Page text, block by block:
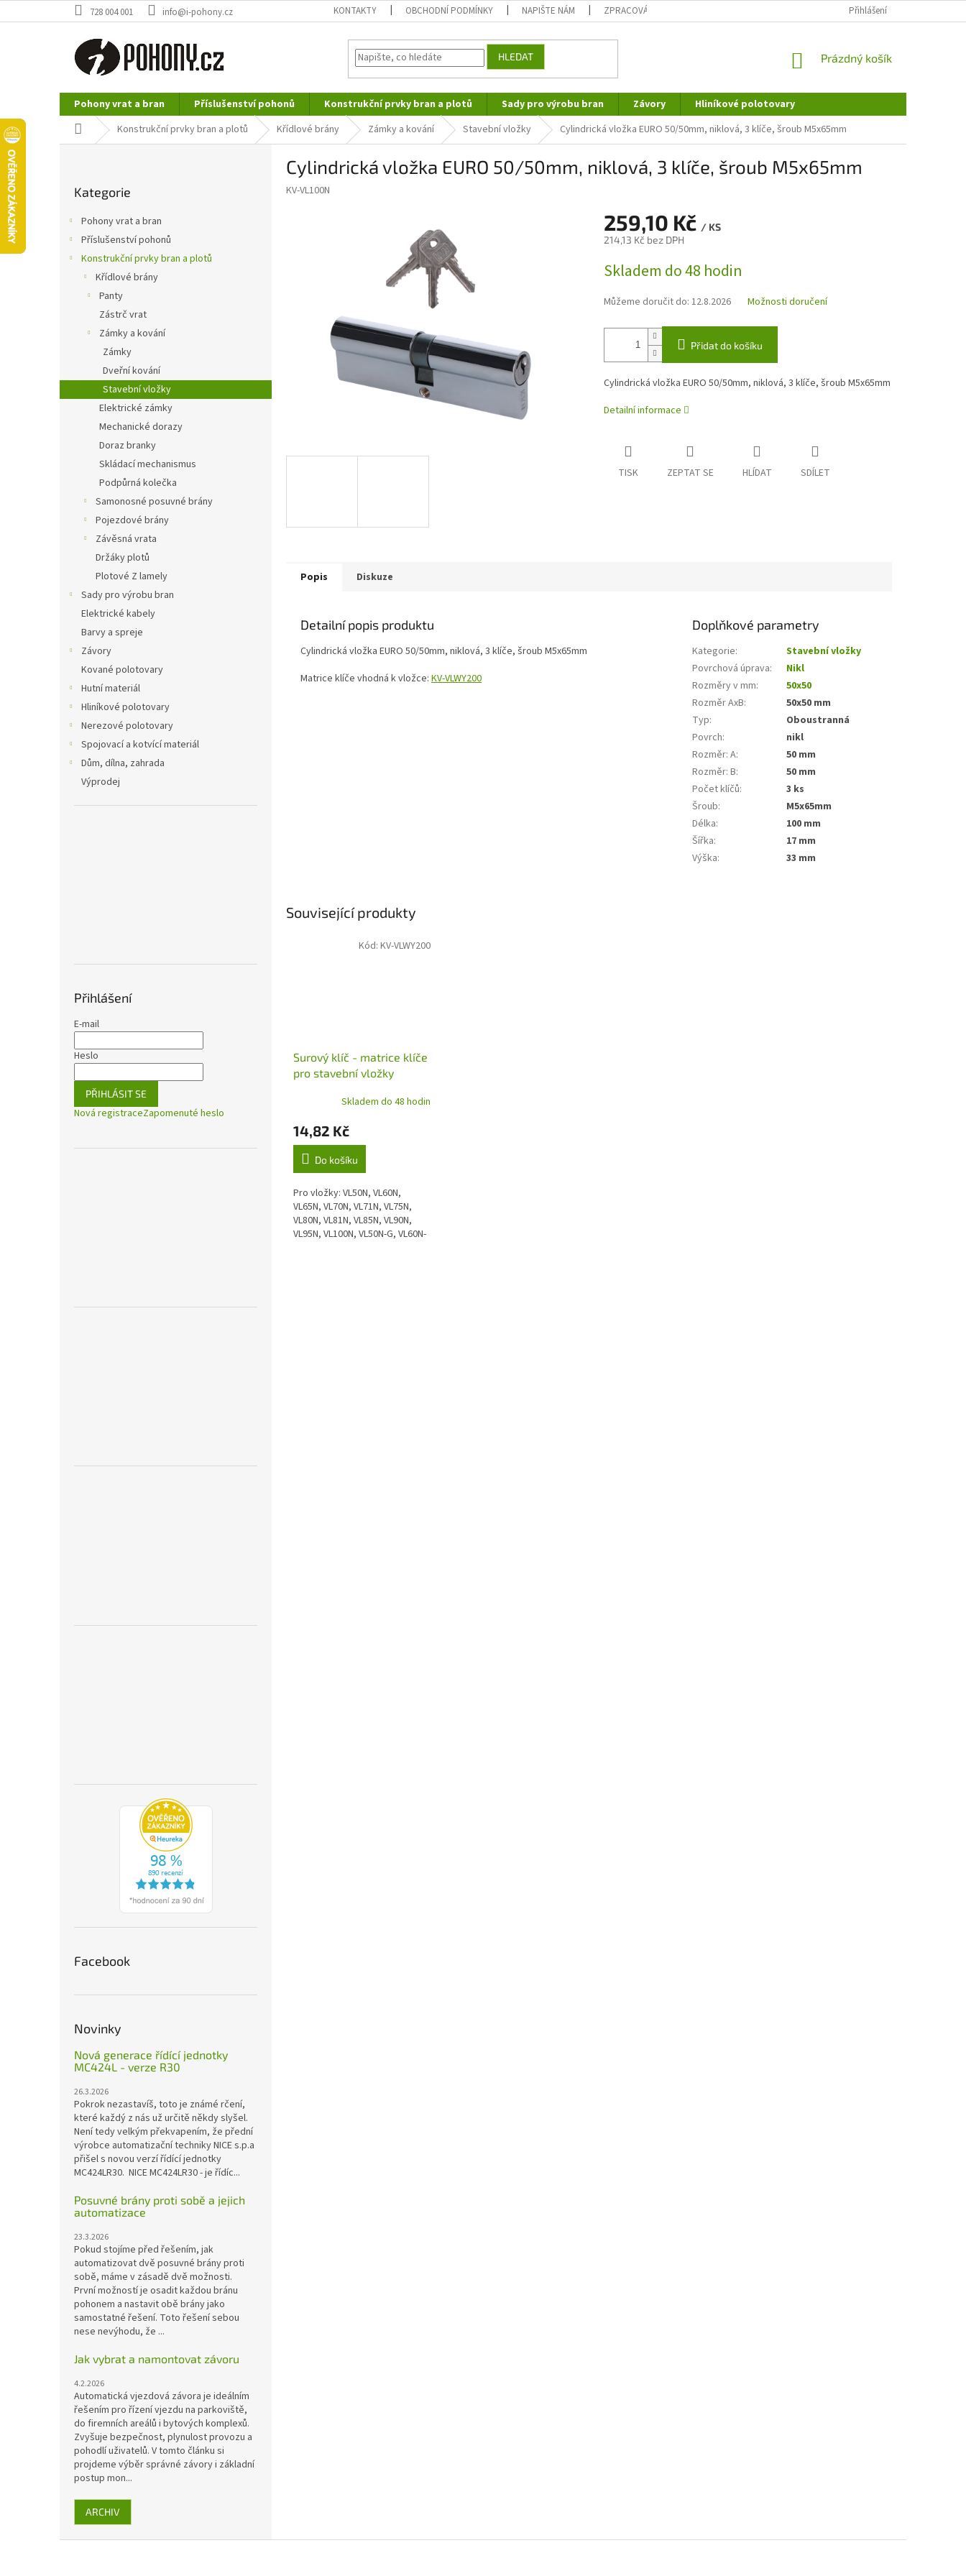
na
728 004 001 info@i-pohony.cz KONTAKTY OBCHODNÍ PODMÍNKY NAPIŠTE NÁM ZPRACOVÁNÍ OSOBNÍCH ÚDAJŮ REKLAMAČNÍ ŘÁD
Přihlášení
HLEDAT
NÁKUPNÍ
Prázdný košík
Pohony vrat a bran Příslušenství pohonů Konstrukční prvky bran a plotů Sady pro výrobu bran Závory
Hliníkové polotovary
Nerezové polotovary
Hutní materiál
Domů Konstrukční prvky bran a plotů Křídlové brány Zámky a kování Stavební vložky Cylindrická vložka EURO 50/50mm, niklová, 3 klíče, šroub M5x65mm
kategorie
Kategorie
Pohony vrat a bran
Příslušenství pohonů
Konstrukční prvky bran a plotů
Křídlové brány
Panty
Zástrč vrat
Zámky a kování
Zámky
Dveřní kování
Stavební vložky
Elektrické zámky
Mechanické dorazy
Doraz branky
Skládací mechanismus
Podpůrná kolečka
Samonosné posuvné brány
Pojezdové brány
Závěsná vrata
Držáky plotů
Plotové Z lamely
Sady pro výrobu bran
Elektrické kabely
Barvy a spreje
Závory
Kované polotovary
Hutní materiál
Hliníkové polotovary
Nerezové polotovary
Spojovací a kotvící materiál
Dům, dílna, zahrada
Výprodej
Přihlášení
E-mail
Heslo
PŘIHLÁSIT SE
Nová registraceZapomenuté heslo
Facebook
Novinky
Nová generace řídící jednotky
MC424L - verze R30
26.3.2026
Pokrok nezastavíš, toto je známé rčení,
které každý z nás už určitě někdy slyšel.
Není tedy velkým překvapením, že přední
výrobce automatizační techniky NICE s.p.a
přišel s novou verzí řídící jednotky
MC424LR30. NICE MC424LR30 - je řídíc...
Posuvné brány proti sobě a jejich
automatizace
23.3.2026
Pokud stojíme před řešením, jak
automatizovat dvě posuvné brány proti
sobě, máme v zásadě dvě možnosti.
První možností je osadit každou bránu
pohonem a nastavit obě brány jako
samostatné řešení. Toto řešení sebou
nese nevýhodu, že ...
Jak vybrat a namontovat závoru
4.2.2026
Automatická vjezdová závora je ideálním
řešením pro řízení vjezdu na parkoviště,
do firemních areálů i bytových komplexů.
Zvyšuje bezpečnost, plynulost provozu a
pohodlí uživatelů. V tomto článku si
projdeme výběr správné závory i základní
postup mon...
ARCHIV
Cylindrická vložka EURO 50/50mm, niklová, 3 klíče, šroub M5x65mm
KV-VL100N
259,10 Kč / KS
214,13 Kč bez DPH
cena:
Skladem do 48 hodin
Můžeme doručit do: 12.8.2026 Možnosti doručení
Přidat do košíku
Cylindrická vložka EURO 50/50mm, niklová, 3 klíče, šroub M5x65mm
Detailní informace
TISK ZEPTAT SE HLÍDAT SDÍLET
Související produkty
Surový klíč - matrice klíče
pro stavební vložky
Skladem do 48 hodin
14,82 Kč
Do košíku
Pro vložky: VL50N, VL60N,
VL65N, VL70N, VL71N, VL75N,
VL80N, VL81N, VL85N, VL90N,
VL95N, VL100N, VL50N-G, VL60N-
Kód: KV-VLWY200
Popis Diskuze
Detailní popis produktu
Cylindrická vložka EURO 50/50mm, niklová, 3 klíče, šroub M5x65mm
Matrice klíče vhodná k vložce: KV-VLWY200
Doplňkové parametry
Kategorie:
Stavební vložky
Povrchová úprava:
Nikl
Rozměry v mm:
50x50
Rozměr AxB:
50x50 mm
Typ:
Oboustranná
Povrch:
nikl
Rozměr: A:
50 mm
Rozměr: B:
50 mm
Počet klíčů:
3 ks
Šroub:
M5x65mm
Délka:
100 mm
Šířka:
17 mm
Výška: 33 mm